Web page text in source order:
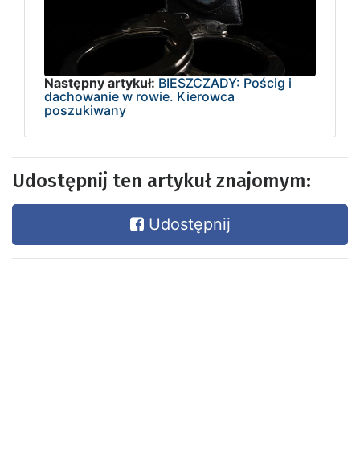
Następny artykuł: BIESZCZADY: Pościg i
dachowanie w rowie. Kierowca
poszukiwany
Udostępnij ten artykuł znajomym:
Udostępnij